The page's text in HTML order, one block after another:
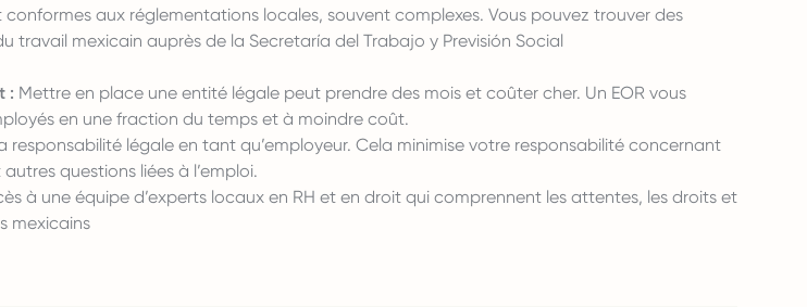
aux réglementations locales, souvent complexes. Vous pouvez trouver des
travail mexicain auprès de la Secretaría del Trabajo y Previsión Social
: Mettre en place une entité légale peut prendre des mois et coûter cher. Un EOR vous
en une fraction du temps et à moindre coût.
la responsabilité légale en tant qu’employeur. Cela minimise votre responsabilité concernant
questions liées à l’emploi.
à une équipe d’experts locaux en RH et en droit qui comprennent les attentes, les droits et
mexicains